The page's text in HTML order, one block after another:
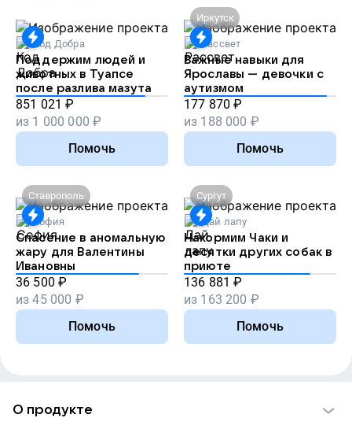
Код Добра
Поддержим людей и
животных в Туапсе
после разлива мазута
851 021 ₽
из 1 000 000 ₽
Помочь
Иркутск
Рассвет
Важные навыки для
Ярославы — девочки с
аутизмом
177 870 ₽
из 188 000 ₽
Помочь
Ставрополь
София
Спасение в аномальную
жару для Валентины
Ивановны
36 500 ₽
из45 000 ₽
Помочь
Сургут
Дай лапу
Накормим Чаки и
десятки других собак в
приюте
136 881 ₽
из 163 200 ₽
Помочь
О продукте